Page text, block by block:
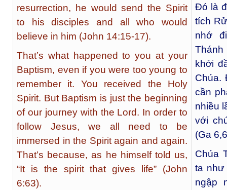
resurrection, he would send the Spirit
to his disciples and all who would
believe in him (John 14:15-17).
That’s what happened to you at your
Baptism, even if you were too young to
remember it. You received the Holy
Spirit. But Baptism is just the beginning
of our journey with the Lord. In order to
follow Jesus, we all need to be
immersed in the Spirit again and again.
That’s because, as he himself told us,
“It is the spirit that gives life” (John
6:63).
Đó là
tích
nhớ
khởi
Chúa.
cần
nhiều
với
(Ga
Chúa
ta như
ngập